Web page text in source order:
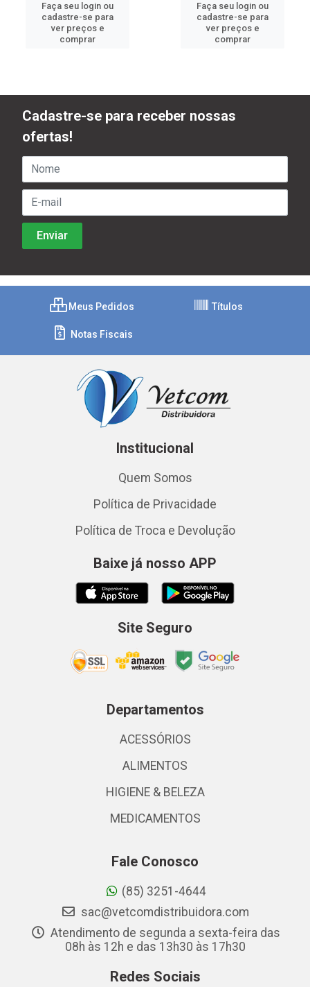
Faça seu login ou
cadastre-se para
ver preços e
comprar
Faça seu login ou
cadastre-se para
ver preços e
comprar
Cadastre-se para receber nossas
ofertas!
Meus Pedidos Títulos
Notas Fiscais
Institucional
Quem Somos
Política de Privacidade
Política de Troca e Devolução
Baixe já nosso APP
Site Seguro
Departamentos
ACESSÓRIOS
ALIMENTOS
HIGIENE & BELEZA
MEDICAMENTOS
Fale Conosco
(85) 3251-4644
sac@vetcomdistribuidora.com
Atendimento de segunda a sexta-feira das
08h às 12h e das 13h30 às 17h30
Redes Sociais